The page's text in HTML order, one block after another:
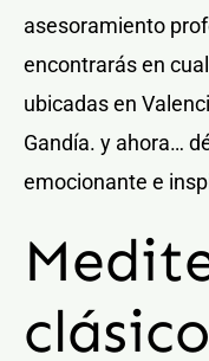
asesoramiento
encontrarás en
ubicadas en
Gandía. y ahora…
emocionante e
clásico